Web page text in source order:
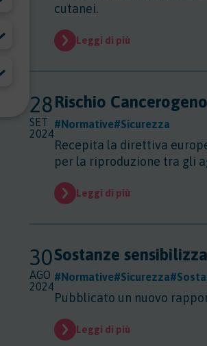
cutanei.
Leggi di più
28
SET
2024
Rischio
#Normative#Sicurezza
Recepita la direttiva
per la riproduzione tra gli
Leggi di più
30
AGO
2024
Sostanze
#Normative#Sicurezza
Pubblicato un nuovo
Leggi di più